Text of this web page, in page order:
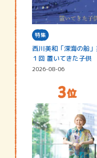
特集
西川美和「深海の船
１回 置いてきた子供
2026-08-06